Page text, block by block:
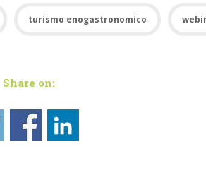
turismo enogastronomico
Share on: